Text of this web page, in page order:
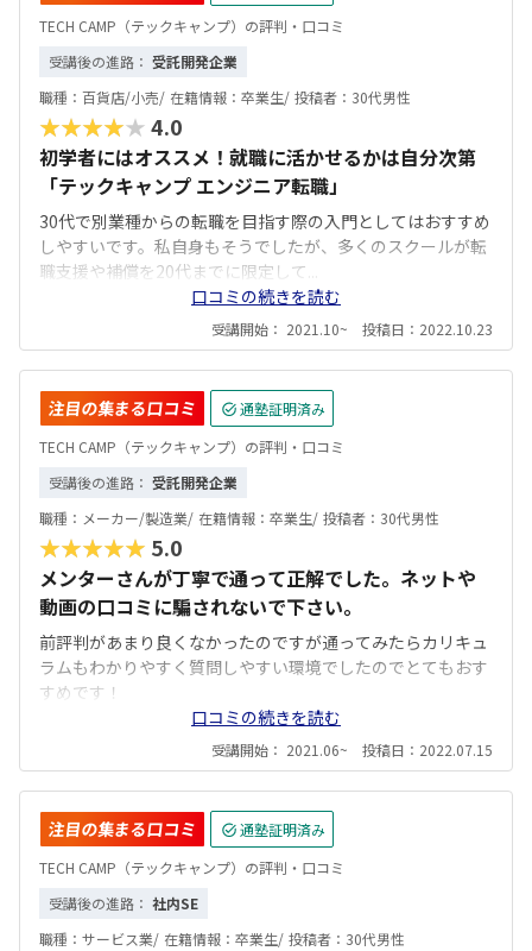
TECH CAMP（テックキャンプ）の評判・口コミ
受講後の進路： 受託開発企業
職種： 百貨店/小売/ 在籍情報： 卒業生/ 投稿者： 30代男性
★★★★★4.0
初学者にはオススメ！就職に活かせるかは自分次第
「テックキャンプ エンジニア転職」
30代で別業種からの転職を目指す際の入門としてはおすすめ
しやすいです。私自身もそうでしたが、多くのスクールが転
職支援や補償を20代までに限定して...
口コミの続きを読む
受講開始： 2021.10~ 投稿日：2022.10.23
注目の集まる口コミ
通塾証明済み
TECH CAMP（テックキャンプ）の評判・口コミ
受講後の進路： 受託開発企業
職種： メーカー/製造業/ 在籍情報： 卒業生/ 投稿者： 30代男性
★★★★★ 5.0
メンターさんが丁寧で通って正解でした。ネットや
動画の口コミに騙されないで下さい。
前評判があまり良くなかったのですが通ってみたらカリキュ
ラムもわかりやすく質問しやすい環境でしたのでとてもおす
すめです！
口コミの続きを読む
受講開始： 2021.06~ 投稿日：2022.07.15
注目の集まる口コミ
通塾証明済み
TECH CAMP（テックキャンプ）の評判・口コミ
受講後の進路： 社内SE
職種： サービス業/ 在籍情報： 卒業生/ 投稿者： 30代男性